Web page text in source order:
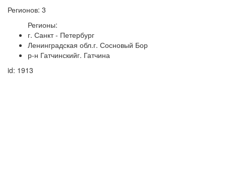
Регионов: 3
Регионы:
г. Санкт - Петербург
Ленинградская обл.г. Сосновый Бор
р-н Гатчинскийг. Гатчина
id: 1913